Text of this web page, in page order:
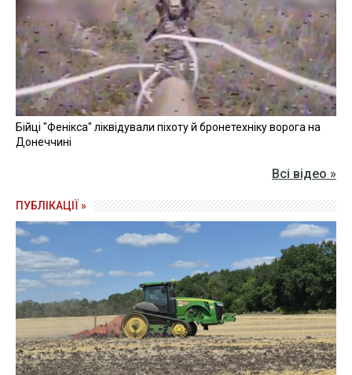
Бійці "Фенікса" ліквідували піхоту й бронетехніку ворога на
Донеччині
Всі відео »
ПУБЛІКАЦІЇ »